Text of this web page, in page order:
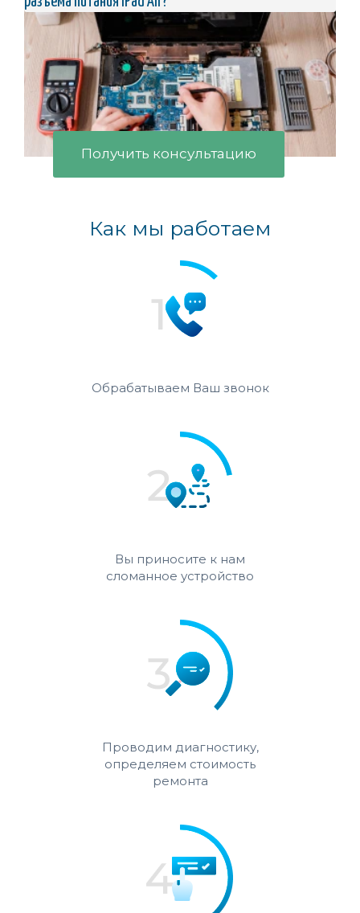
Получить консультацию
Как мы работаем
Обрабатываем Ваш звонок
Вы приносите к нам
сломанное устройство
Проводим диагностику,
определяем стоимость
ремонта